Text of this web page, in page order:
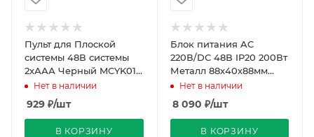
Пульт для Плоской
системы 48В системы
2хААА Черный MCYK01
REDIGLE (200)
Нет в наличии
929 ₽/шт
В КОРЗИНУ
Блок питания AC
220В/DC 48В IP20 200Вт
Металл 88х40х88мм
Встраив Димм. REDIGLE
Нет в наличии
8 090 ₽/шт
В КОРЗИНУ